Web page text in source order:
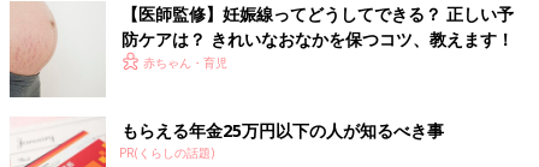
【医師監修】妊娠線ってどうしてできる？ 正しい予
防ケアは？ きれいなおなかを保つコツ、教えます！
赤ちゃん・育児
もらえる年金25万円以下の人が知るべき事
PR(くらしの話題)